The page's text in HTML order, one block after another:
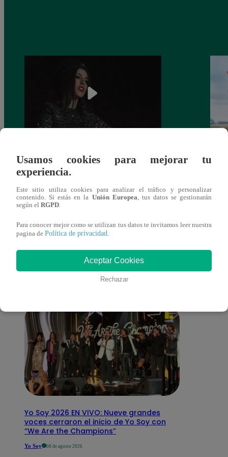
más unidas que nunca?
También te puede
interesar
Yo Soy 2026 EN VIVO: Nueve grandes
voces cerraron el inicio de Yo Soy con
“We Are the Champions”
Yo Soy 08 de agosto 2026
Usamos cookies para mejorar tu
experiencia.
Este sitio utiliza cookies para analizar el tráfico y personalizar
contenido. Si estás en la Unión Europea , tus datos se gestionarán
según el RGPD
Para conocer mejor como se utilizan tus datos te invitamos leer nuestra
pagina de Política de privacidad
Aceptar Cookies
Rechazar